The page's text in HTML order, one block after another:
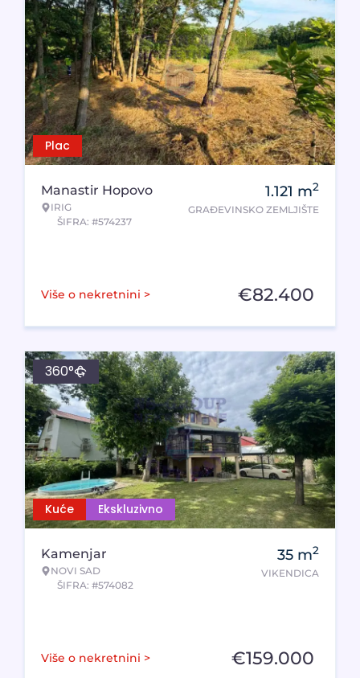
Plac
Manastir Hopovo
IRIG
ŠIFRA: #574237
1.121 m2
GRAĐEVINSKO ZEMLJIŠTE
Više o nekretnini > €82.400
Kuće Ekskluzivno
360°
Kamenjar
NOVI SAD
ŠIFRA: #574082
35 m2
VIKENDICA
Više o nekretnini > €159.000